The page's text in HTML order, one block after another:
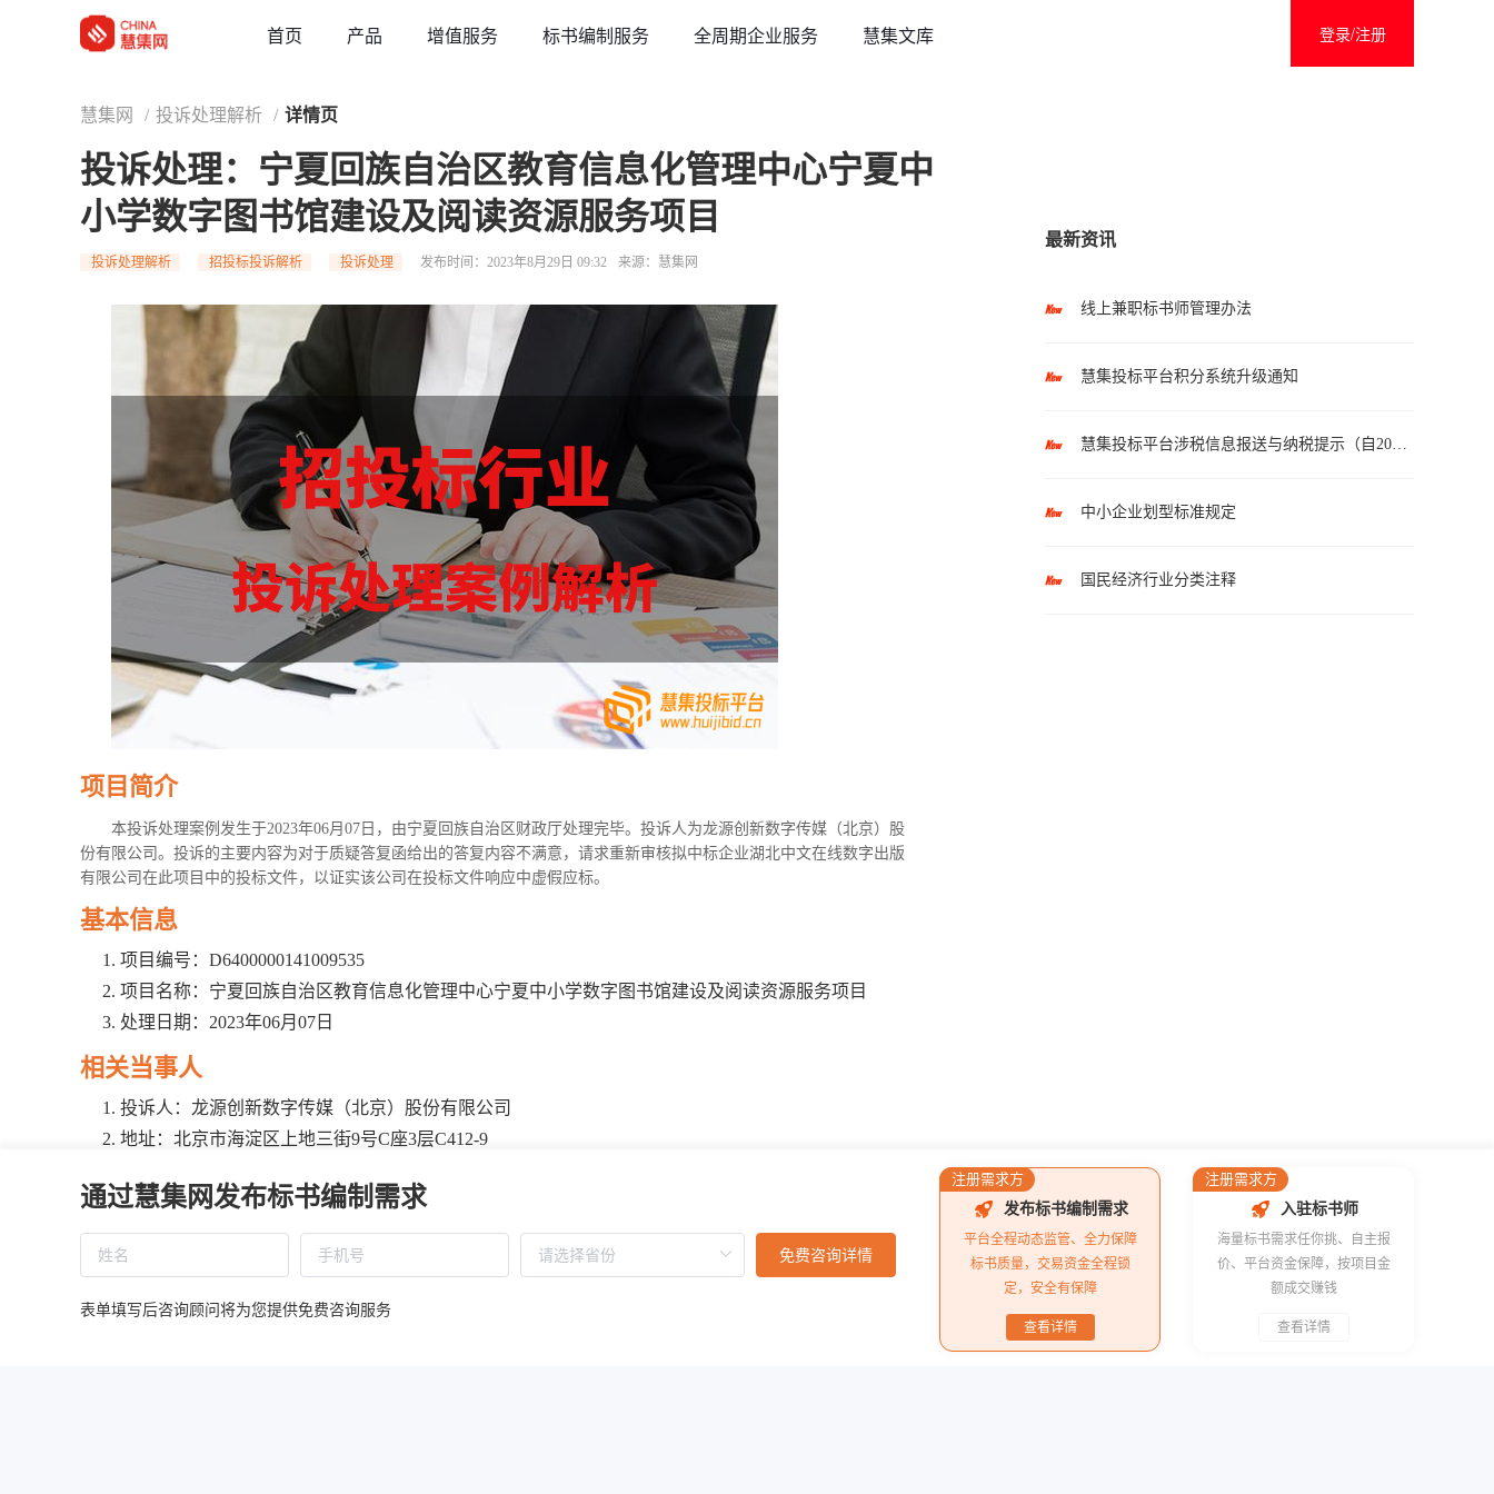
首页 产品 增值服务 标书编制服务 全周期企业服务 慧集文库 登录/注册
慧集网 / 投诉处理解析 / 详情页
投诉处理：宁夏回族自治区教育信息化管理中心宁夏中
小学数字图书馆建设及阅读资源服务项目
投诉处理解析 招投标投诉解析 投诉处理 发布时间：2023年8月29日 09:32 来源：慧集网
项目简介
本投诉处理案例发生于2023年06月07日，由宁夏回族自治区财政厅处理完毕。投诉人为龙源创新数字传媒（北京）股
份有限公司。投诉的主要内容为对于质疑答复函给出的答复内容不满意，请求重新审核拟中标企业湖北中文在线数字出版
有限公司在此项目中的投标文件，以证实该公司在投标文件响应中虚假应标。
基本信息
项目编号：D6400000141009535
项目名称：宁夏回族自治区教育信息化管理中心宁夏中小学数字图书馆建设及阅读资源服务项目
处理日期：2023年06月07日
相关当事人
投诉人：龙源创新数字传媒（北京）股份有限公司
地址：北京市海淀区上地三街9号C座3层C412-9
地址：吴忠市利通区富康商务中心8005号
相关供应商：湖北中文在线数字出版有限公司
地址：湖北省武汉市经济技术开发区华中智谷研发楼第B4幢6层2号房
基本情况
最新资讯
线上兼职标书师管理办法
慧集投标平台积分系统升级通知
慧集投标平台涉税信息报送与纳税提示（自2025年10月1日起执行）
中小企业划型标准规定
国民经济行业分类注释
通过慧集网发布标书编制需求
免费咨询详情
表单填写后咨询顾问将为您提供免费咨询服务
注册需求方
发布标书编制需求
平台全程动态监管、全力保障
标书质量，交易资金全程锁
定，安全有保障
查看详情
注册需求方
入驻标书师
海量标书需求任你挑、自主报
价、平台资金保障，按项目金
额成交赚钱
查看详情